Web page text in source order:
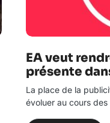
EA veut
présente
La place de la
évoluer au cours